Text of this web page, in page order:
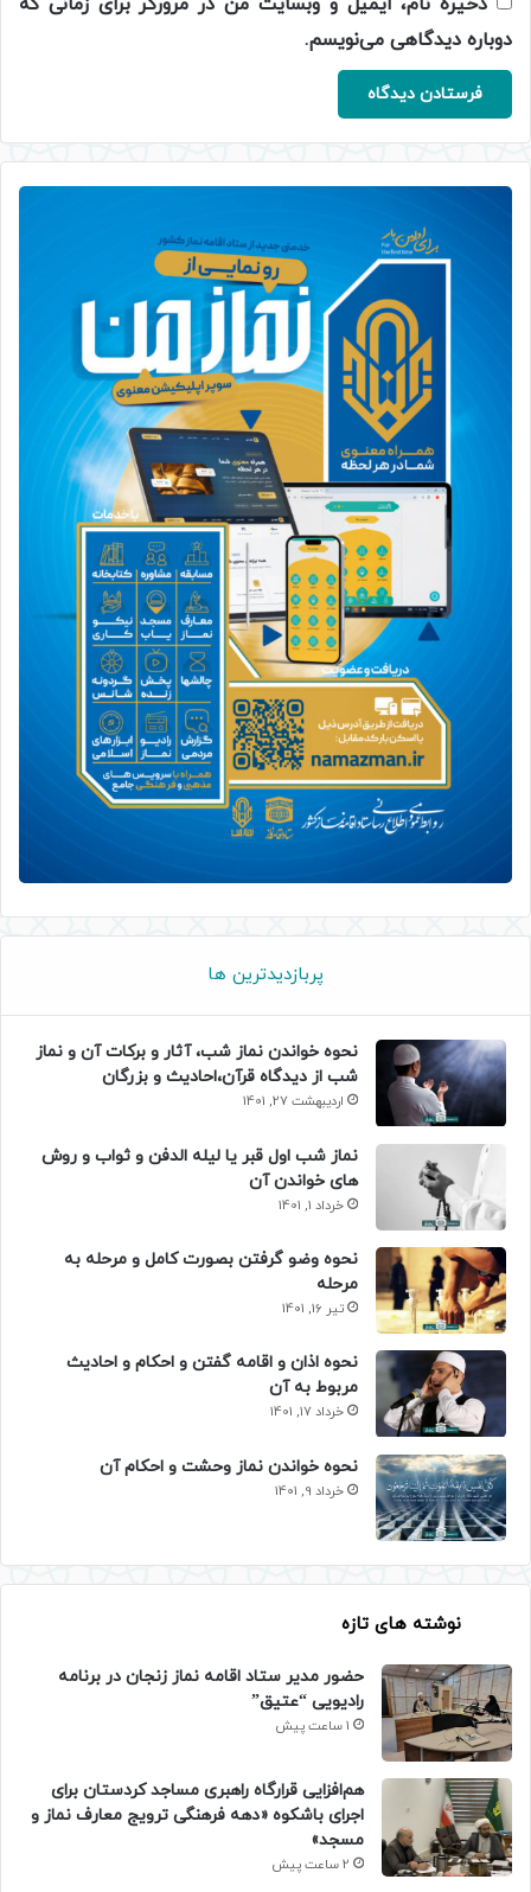
دوباره دیدگاهی می‌نویسم.
پربازدیدترین ها
نحوه خواندن نماز شب، آثار و برکات آن و نماز
شب از دیدگاه قرآن،احادیث و بزرگان
اردیبهشت 27, 1401
نماز شب اول قبر یا لیله الدفن و ثواب و روش
های خواندن آن
خرداد 1, 1401
نحوه وضو گرفتن بصورت کامل و مرحله به
مرحله
تیر 16, 1401
نحوه اذان و اقامه گفتن و احکام و احادیث
مربوط به آن
خرداد 17, 1401
نحوه خواندن نماز وحشت و احکام آن
خرداد 9, 1401
نوشته های تازه
حضور مدیر ستاد اقامه نماز زنجان در برنامه
رادیویی “عتیق”
1 ساعت پیش
هم‌افزایی قرارگاه راهبری مساجد کردستان برای
اجرای باشکوه «دهه فرهنگی ترویج معارف نماز و
مسجد»
2 ساعت پیش